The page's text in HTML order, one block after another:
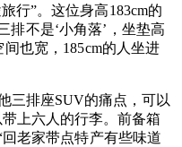
行”。 这位身高183cm的
排不是‘小角落’，坐垫高
也宽，185cm的人坐进
三排座SUV的痛点，可以
上六人的行李。 前备箱
老家带点特产有些味道